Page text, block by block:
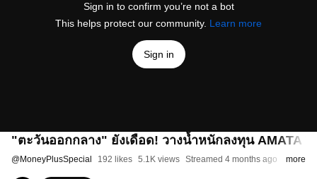
Sign in to confirm you’re not a bot
This helps protect our community. Learn more
Sign in
"ตะวันออกกลาง" ยังเดือด! วางน้ำหนักลงทุน AMATA
@MoneyPlusSpecial 192 likes 5.1K views Streamed 4 months ago more